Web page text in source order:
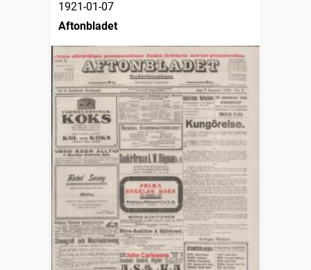
1921-01-07
Aftonbladet